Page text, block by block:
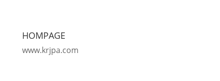
HOMPAGE
www.krjpa.com